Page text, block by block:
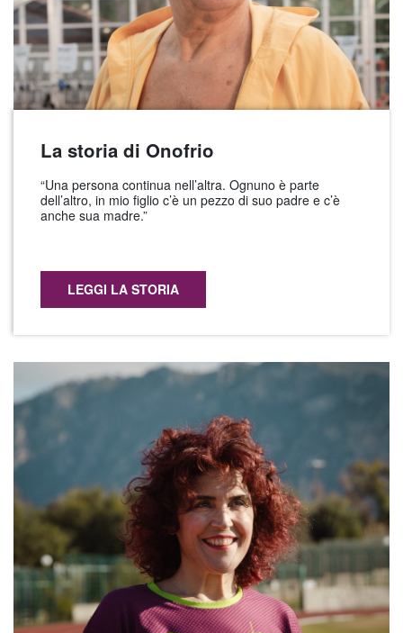
La storia di Onofrio
“Una persona continua nell’altra. Ognuno è parte
dell’altro, in mio figlio c’è un pezzo di suo padre e c’è
anche sua madre.”
LEGGI LA STORIA